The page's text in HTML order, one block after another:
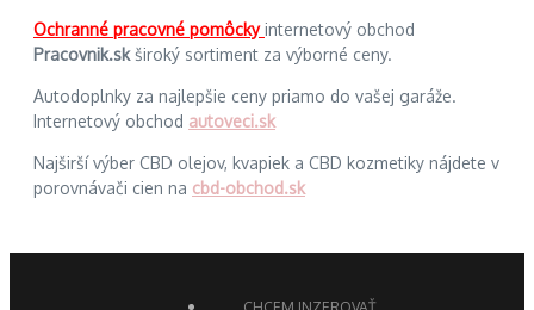
Ochranné pracovné pomôckyinternetový obchod
Pracovnik.skširoký sortiment za výborné ceny.
Autodoplnky za najlepšie ceny priamo do vašej garáže.
Internetový obchod autoveci.sk
Najširší výber CBD olejov, kvapiek a CBD kozmetiky nájdete v
porovnávači cien na cbd-obchod.sk